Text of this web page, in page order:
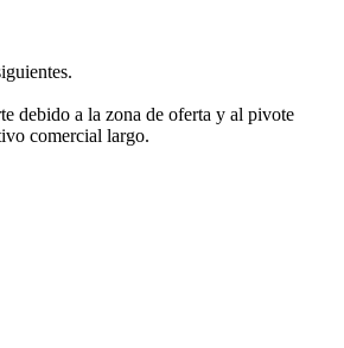
debido a la zona de oferta y al pivote
comercial largo.